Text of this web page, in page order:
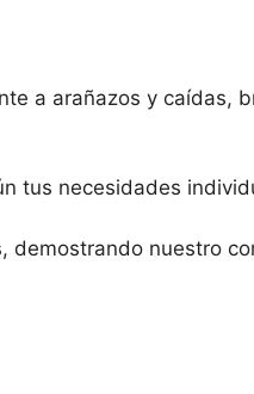
a arañazos y caídas,
tus necesidades
demostrando nuestro